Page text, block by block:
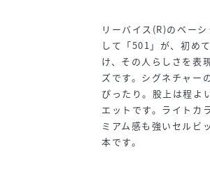
リーバイス (R)のベー
して「501」が、初め
け、その人らしさを表
ズです。シグネチャー
ぴったり。股上は程よ
エットです。ライトカ
ミアム感も強いセルビ
本です。